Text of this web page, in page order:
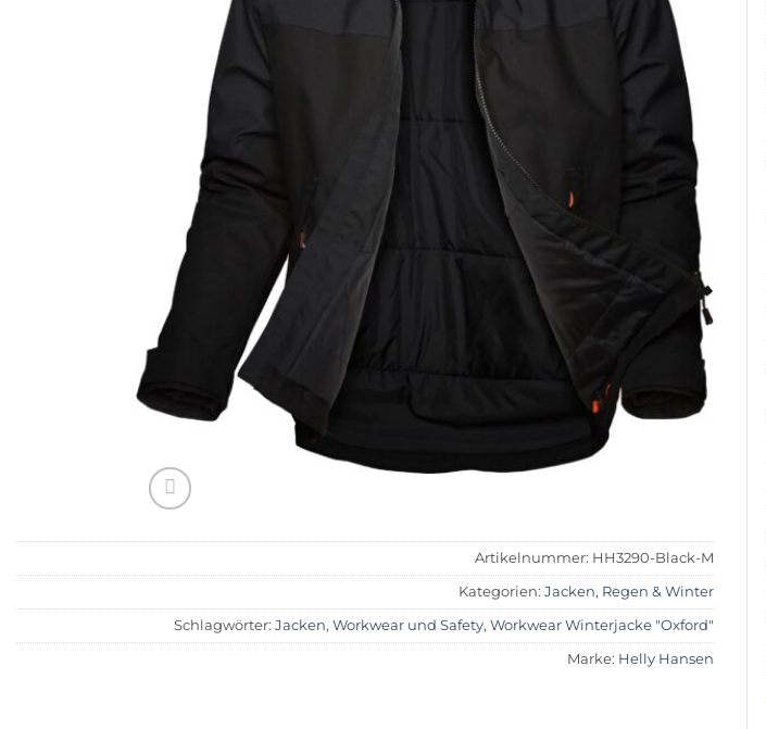
Artikelnummer: HH3290-Black-M
Kategorien: Jacken, Regen & Winter
Schlagwörter: Jacken, Workwear und Safety, Workwear Winterjacke "Oxford"
Marke: Helly Hansen